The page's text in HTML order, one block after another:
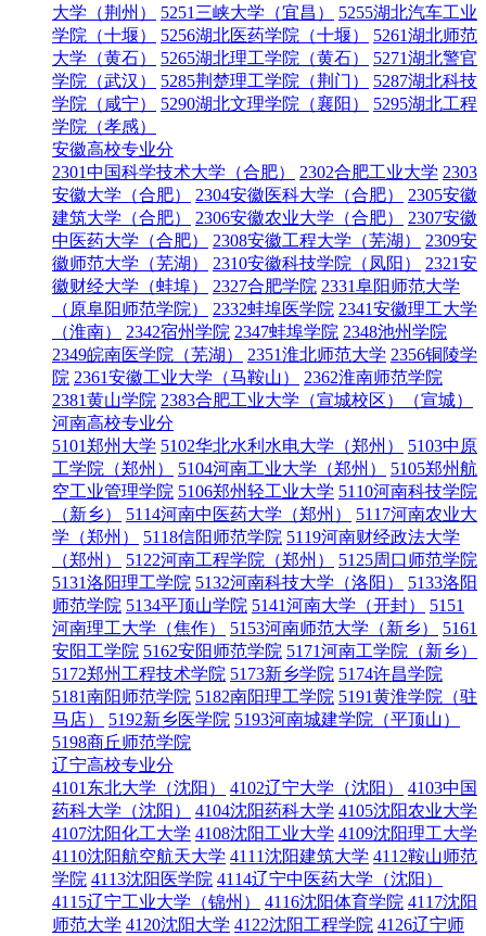
大学（荆州）
5251三峡大学（宜昌）
5255湖北汽车工业
学院（十堰）
5256湖北医药学院（十堰）
5261湖北师范
大学（黄石）
5265湖北理工学院（黄石）
5271湖北警官
学院（武汉）
5285荆楚理工学院（荆门）
5287湖北科技
学院（咸宁）
5290湖北文理学院（襄阳）
5295湖北工程
学院（孝感）
安徽高校专业分
2301中国科学技术大学（合肥）
2302合肥工业大学 2303
安徽大学（合肥）
2304安徽医科大学（合肥）
2305安徽
建筑大学（合肥）
2306安徽农业大学（合肥）
2307安徽
中医药大学（合肥）
2308安徽工程大学（芜湖）
2309安
徽师范大学（芜湖）
2310安徽科技学院（凤阳）
2321安
徽财经大学（蚌埠）
2327合肥学院 2331阜阳师范大学
（原阜阳师范学院）
2332蚌埠医学院 2341安徽理工大学
（淮南）
2342宿州学院 2347蚌埠学院 2348池州学院
2349皖南医学院（芜湖）
2351淮北师范大学 2356铜陵学
院 2361安徽工业大学（马鞍山）
2362淮南师范学院
2381黄山学院 2383合肥工业大学（宣城校区）（宣城）
河南高校专业分
5101郑州大学 5102华北水利水电大学（郑州）
5103中原
工学院（郑州）
5104河南工业大学（郑州）
5105郑州航
空工业管理学院 5106郑州轻工业大学 5110河南科技学院
（新乡）
5114河南中医药大学（郑州）
5117河南农业大
学（郑州）
5118信阳师范学院 5119河南财经政法大学
（郑州）
5122河南工程学院（郑州）
5125周口师范学院
5131洛阳理工学院 5132河南科技大学（洛阳）
5133洛阳
师范学院 5134平顶山学院 5141河南大学（开封）
5151
河南理工大学（焦作）
5153河南师范大学（新乡）
5161
安阳工学院 5162安阳师范学院 5171河南工学院（新乡）
5172郑州工程技术学院 5173新乡学院 5174许昌学院
5181南阳师范学院 5182南阳理工学院 5191黄淮学院（驻
马店）
5192新乡医学院 5193河南城建学院（平顶山）
5198商丘师范学院
辽宁高校专业分
4101东北大学（沈阳）
4102辽宁大学（沈阳）
4103中国
药科大学（沈阳）
4104沈阳药科大学 4105沈阳农业大学
4107沈阳化工大学 4108沈阳工业大学 4109沈阳理工大学
4110沈阳航空航天大学 4111沈阳建筑大学 4112鞍山师范
学院 4113沈阳医学院 4114辽宁中医药大学（沈阳）
4115辽宁工业大学（锦州）
4116沈阳体育学院 4117沈阳
师范大学 4120沈阳大学 4122沈阳工程学院 4126辽宁师